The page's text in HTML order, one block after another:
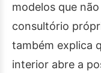
modelos que
consultório
também explica
interior abre a